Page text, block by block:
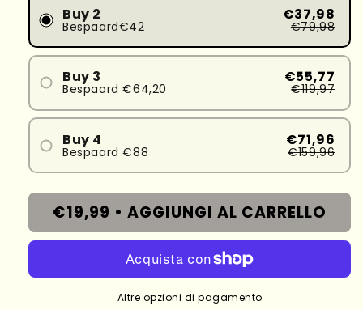
Buy 2
Bespaard€42
€37,98
€79,98
Buy 3
Bespaard €64,20
€55,77
€119,97
Buy 4
Bespaard €88
€71,96
€159,96
€19,99 • AGGIUNGI AL CARRELLO
Altre opzioni di pagamento